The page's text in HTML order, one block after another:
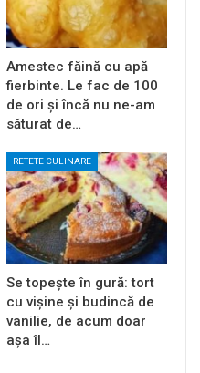
Amestec făină cu apă
fierbinte. Le fac de 100
de ori și încă nu ne-am
săturat de…
RETETE CULINARE
Se topește în gură: tort
cu vișine și budincă de
vanilie, de acum doar
așa îl…